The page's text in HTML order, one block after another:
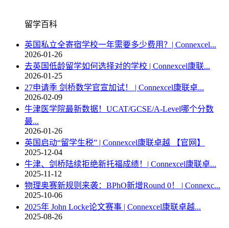
留学百科
英国私立全寄宿学校一年需要多少费用？| Connexcel...
2026-01-26
去英国低龄留学如何选择对的学校 | Connexcel康联...
2026-01-25
27申请季 剑桥数学官宣加试！ | Connexcel康联卓...
2026-02-09
牛津医学院最新数据！UCAT/GCSE/A-Level哪个分数
最...
2026-01-26
英国启动“留学生税” | Connexcel康联卓越 【官网】
2025-12-04
牛津、剑桥陆续拒绝新托福成绩！| Connexcel康联卓...
2025-11-12
物理奥赛新规则来袭：BPhO新增Round 0！ | Connexc...
2025-10-06
2025年 John Locke论文赛事 | Connexcel康联卓越...
2025-08-26